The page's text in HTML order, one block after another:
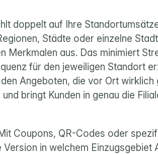
doppelt auf Ihre
Städte oder einzelne
Merkmalen aus. Das minimiert
für den jeweiligen Standort
Angeboten, die vor Ort wirklich
bringt Kunden in genau die
Coupons, QR-Codes oder
in welchem Einzugsgebiet